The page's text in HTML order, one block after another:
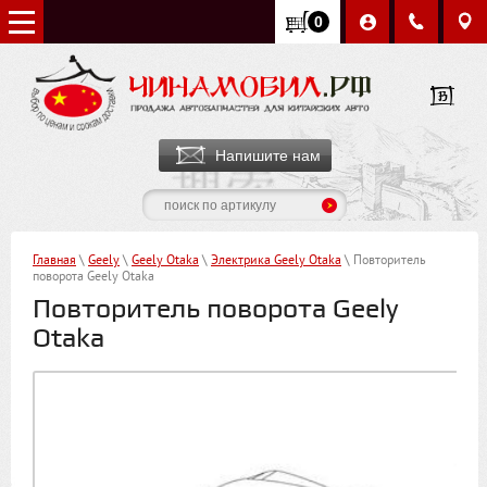
0
Напишите нам
Главная \ Geely \ Geely Otaka \ Электрика Geely Otaka \ Повторитель
поворота Geely Otaka
Повторитель поворота Geely
Otaka